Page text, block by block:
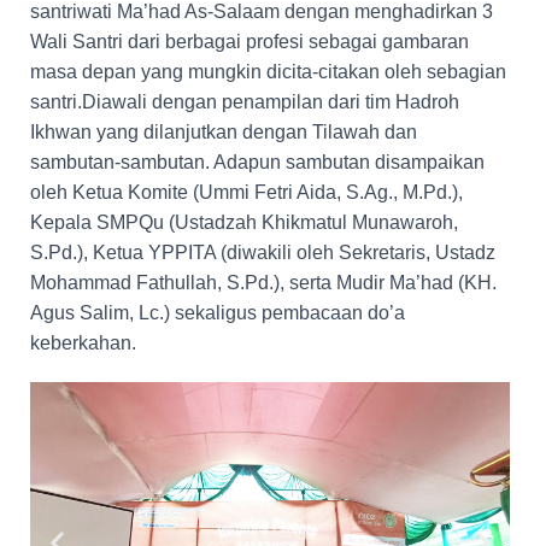
santriwati Ma’had As-Salaam dengan menghadirkan 3
Wali Santri dari berbagai profesi sebagai gambaran
masa depan yang mungkin dicita-citakan oleh sebagian
santri.Diawali dengan penampilan dari tim Hadroh
Ikhwan yang dilanjutkan dengan Tilawah dan
sambutan-sambutan. Adapun sambutan disampaikan
oleh Ketua Komite (Ummi Fetri Aida, S.Ag., M.Pd.),
Kepala SMPQu (Ustadzah Khikmatul Munawaroh,
S.Pd.), Ketua YPPITA (diwakili oleh Sekretaris, Ustadz
Mohammad Fathullah, S.Pd.), serta Mudir Ma’had (KH.
Agus Salim, Lc.) sekaligus pembacaan do’a
keberkahan.